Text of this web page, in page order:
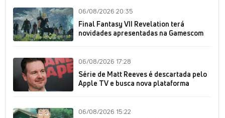
06/08/2026 20:35
Final Fantasy VII Revelation terá
novidades apresentadas na Gamescom
06/08/2026 17:28
Série de Matt Reeves é descartada pelo
Apple TV e busca nova plataforma
06/08/2026 15:22